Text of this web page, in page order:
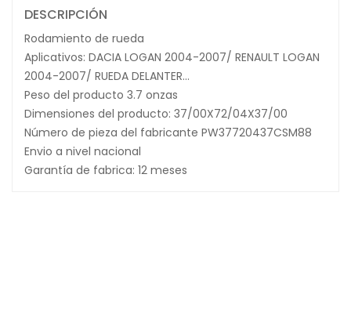
DESCRIPCIÓN
Rodamiento de rueda
Aplicativos: DACIA LOGAN 2004-2007/ RENAULT LOGAN
2004-2007/ RUEDA DELANTER…
Peso del producto 3.7 onzas
Dimensiones del producto: 37/00X72/04X37/00
Número de pieza del fabricante PW37720437CSM88
Envio a nivel nacional
Garantía de fabrica: 12 meses